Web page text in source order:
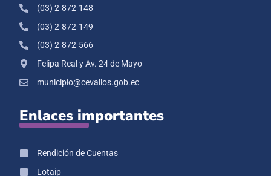
(03) 2-872-148
(03) 2-872-149
(03) 2-872-566
Felipa Real y Av. 24 de Mayo
municipio@cevallos.gob.ec
Enlaces importantes
Rendición de Cuentas
Lotaip